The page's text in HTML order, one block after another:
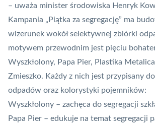
– uważa minister środowiska Henryk
Kampania „Piątka za segregację” ma
wizerunek wokół selektywnej zbiórki
motywem przewodnim jest pięciu
Wyszkłolony, Papa Pier, Plastika
Zmieszko. Każdy z nich jest przypisany
odpadów oraz kolorystyki pojemników:
Wyszkłolony – zachęca do segregacji
Papa Pier – edukuje na temat segregacji